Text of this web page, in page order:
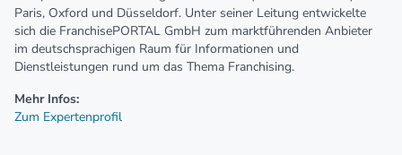
Paris, Oxford und Düsseldorf. Unter seiner Leitung entwickelte
sich die FranchisePORTAL GmbH zum marktführenden Anbieter
im deutschsprachigen Raum für Informationen und
Dienstleistungen rund um das Thema Franchising.
Mehr Infos:
Zum Expertenprofil